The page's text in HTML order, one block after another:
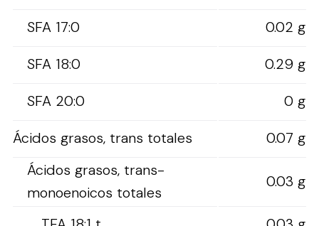
SFA 17:0
0.02 g
SFA 18:0
0.29 g
SFA 20:0
0 g
Ácidos grasos, trans totales
0.07 g
Ácidos grasos, trans-
monoenoicos totales
0.03 g